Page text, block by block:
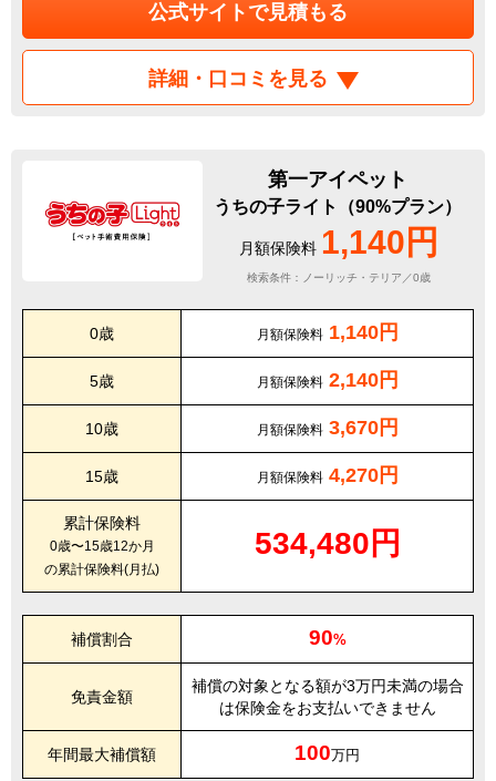
公式サイトで見積もる
詳細・口コミを見る
第一アイペット
うちの子ライト（90%プラン）
月額保険料 1,140円
検索条件：ノーリッチ・テリア／0歳
0歳 月額保険料 1,140円
5歳 月額保険料 2,140円
10歳 月額保険料 3,670円
15歳 月額保険料 4,270円
累計保険料
0歳〜15歳12か月
の累計保険料(月払)
534,480円
補償割合 90%
免責金額
補償の対象となる額が3万円未満の場合
は保険金をお支払いできません
年間最大補償額 100万円